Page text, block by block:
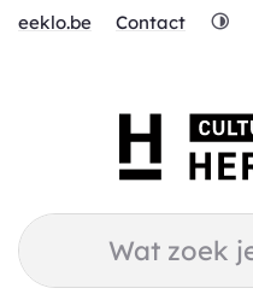
eeklo.be Contact
Cultuurhuis
Herbakker
Wat
zoek